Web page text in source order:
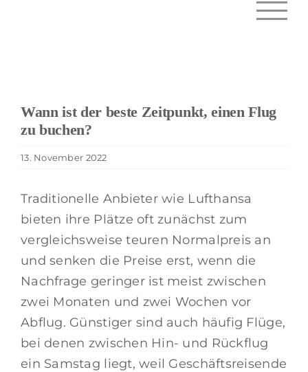
Wann ist der beste Zeitpunkt, einen Flug
zu buchen?
13. November 2022
Traditionelle Anbieter wie Lufthansa
bieten ihre Plätze oft zunächst zum
vergleichsweise teuren Normalpreis an
und senken die Preise erst, wenn die
Nachfrage geringer ist meist zwischen
zwei Monaten und zwei Wochen vor
Abflug. Günstiger sind auch häufig Flüge,
bei denen zwischen Hin- und Rückflug
ein Samstag liegt, weil Geschäftsreisende